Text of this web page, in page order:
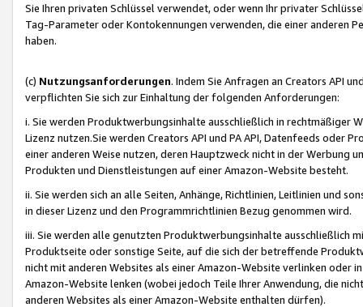
Sie Ihren privaten Schlüssel verwendet, oder wenn Ihr privater
Tag-Parameter oder Kontokennungen verwenden, die einer anderen
haben.
(c) Nutzungsanforderungen. Indem Sie Anfragen an Creators API
verpflichten Sie sich zur Einhaltung der folgenden Anforderungen:
i. Sie werden Produktwerbungsinhalte ausschließlich in rechtmäßiger
Lizenz nutzen.Sie werden Creators API und PA API, Datenfeeds oder
einer anderen Weise nutzen, deren Hauptzweck nicht in der Werbung
Produkten und Dienstleistungen auf einer Amazon-Website besteht.
ii. Sie werden sich an alle Seiten, Anhänge, Richtlinien, Leitlinien und
in dieser Lizenz und den Programmrichtlinien Bezug genommen wird.
iii. Sie werden alle genutzten Produktwerbungsinhalte ausschließlich
Produktseite oder sonstige Seite, auf die sich der betreffende
nicht mit anderen Websites als einer Amazon-Website verlinken oder
Amazon-Website lenken (wobei jedoch Teile Ihrer Anwendung, die
anderen Websites als einer Amazon-Website enthalten dürfen).